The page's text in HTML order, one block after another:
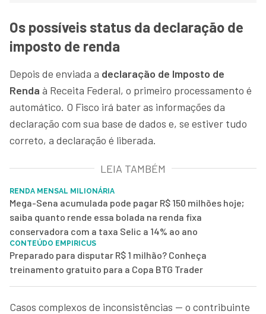
Os possíveis status da declaração de
imposto de renda
Depois de enviada a declaração de Imposto de
Renda à Receita Federal, o primeiro processamento é
automático. O Fisco irá bater as informações da
declaração com sua base de dados e, se estiver tudo
correto, a declaração é liberada.
LEIA TAMBÉM
RENDA MENSAL MILIONÁRIA
Mega-Sena acumulada pode pagar R$ 150 milhões hoje;
saiba quanto rende essa bolada na renda fixa
conservadora com a taxa Selic a 14% ao ano
CONTEÚDO EMPIRICUS
Preparado para disputar R$ 1 milhão? Conheça
treinamento gratuito para a Copa BTG Trader
Casos complexos de inconsistências — o contribuinte